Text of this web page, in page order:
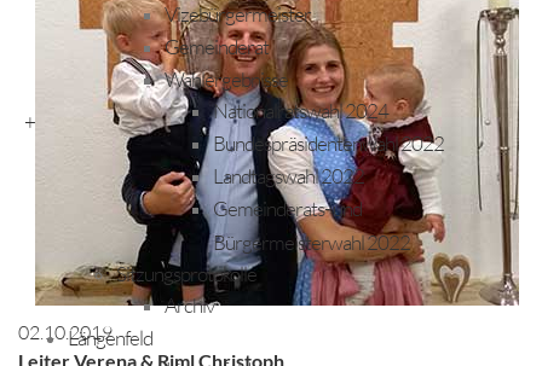
Vizebürgermeister
Gemeinderat
Wahlergebnisse
Nationalratswahl 2024
Bundespräsidentenwahl 2022
Landtagswahl 2022
Gemeinderats- und
Bürgermeisterwahl 2022
Sitzungsprotokolle
Archiv
Längenfeld
+
02.10.2019
Leiter Verena & Riml Christoph